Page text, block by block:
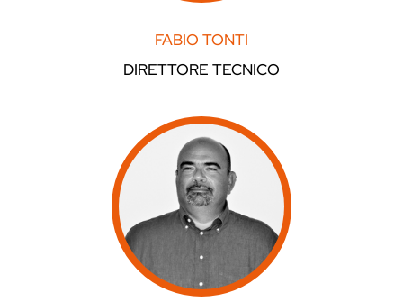
FABIO TONTI
DIRETTORE TECNICO